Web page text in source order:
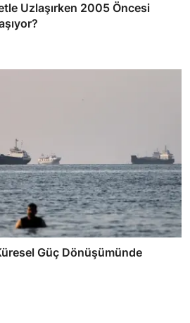
Uzlaşırken 2005 Öncesi
Güç Dönüşümünde